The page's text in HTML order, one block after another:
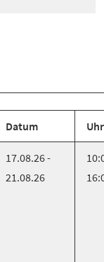
Datum
17.08.26 -
21.08.26